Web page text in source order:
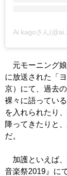
Ai kagoさん
元モーニング娘
に放送された「
京）にて、過去
裸々に語ってい
を入れられたり
降ってきたりと
だ。
加護といえば
音楽祭2019』に